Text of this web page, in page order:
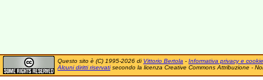
Questo sito è (C) 1995-2026 di Vittorio Bertola - Informativa privacy e cookie
Alcuni diritti riservatisecondo la licenza Creative Commons Attribuzione -